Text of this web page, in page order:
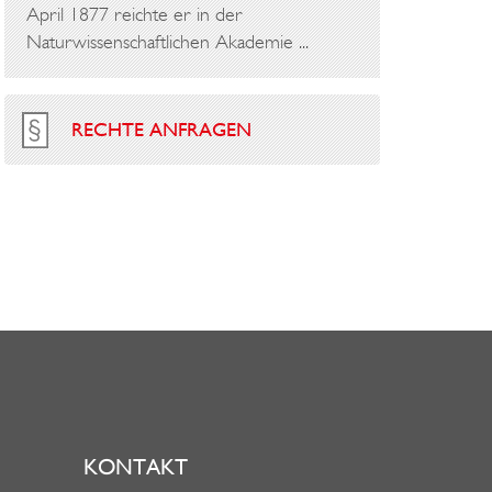
April 1877 reichte er in der
Naturwissenschaftlichen Akademie ...
RECHTE ANFRAGEN
KONTAKT